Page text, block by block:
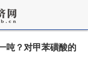
吨？对甲苯磺酸的